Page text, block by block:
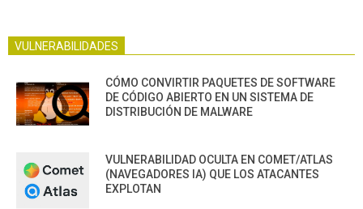
VULNERABILIDADES
CÓMO CONVIRTIR PAQUETES DE SOFTWARE
DE CÓDIGO ABIERTO EN UN SISTEMA DE
DISTRIBUCIÓN DE MALWARE
VULNERABILIDAD OCULTA EN COMET/ATLAS
(NAVEGADORES IA) QUE LOS ATACANTES
EXPLOTAN